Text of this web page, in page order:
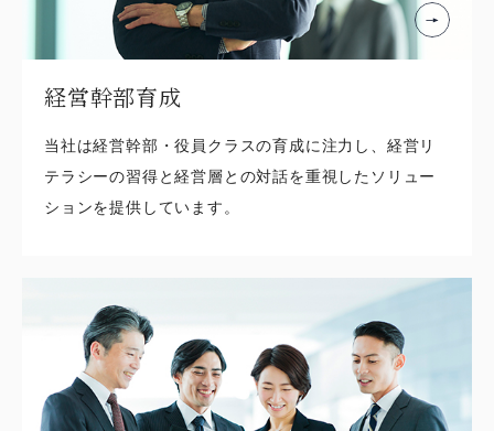
経営幹部育成
当社は経営幹部・役員クラスの育成に注力し、経営リ
テラシーの習得と経営層との対話を重視したソリュー
ションを提供しています。